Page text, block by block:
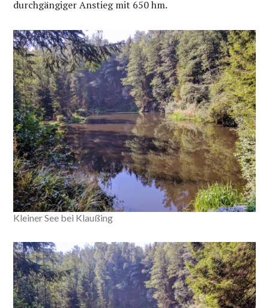
durchgängiger Anstieg mit 650 hm.
Kleiner See bei Klaußing